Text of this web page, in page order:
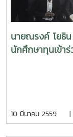
นายณรงค์ โยธิน
นักศึกษาทุนเข้า
10 มีนาคม